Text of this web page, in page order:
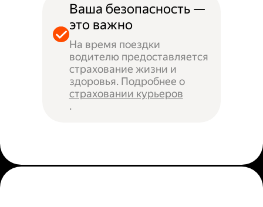
Ваша безопасность —
это важно
На время поездки
водителю предоставляется
страхование жизни и
здоровья. Подробнее о
страховании курьеров
.